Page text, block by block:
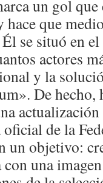
un gol que
hace que
se situó en
actores
y la
De
oficial de la
un objetivo:
con una